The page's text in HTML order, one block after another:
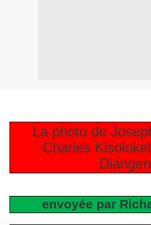
La photo de
Charles
envoyée par